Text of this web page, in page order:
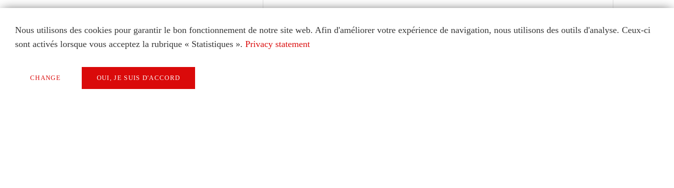
Nous utilisons des cookies pour garantir le bon fonctionnement de notre site web. Afin d'améliorer votre expérience de navigation, nous utilisons des outils d'analyse. Ceux-ci
sont activés lorsque vous acceptez la rubrique « Statistiques ». Privacy statement
OUI, JE SUIS D'ACCORD
CHANGE